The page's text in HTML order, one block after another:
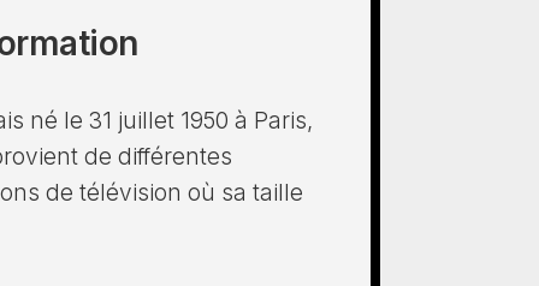
né le 31 juillet 1950 à Paris,
de différentes
de télévision où sa taille